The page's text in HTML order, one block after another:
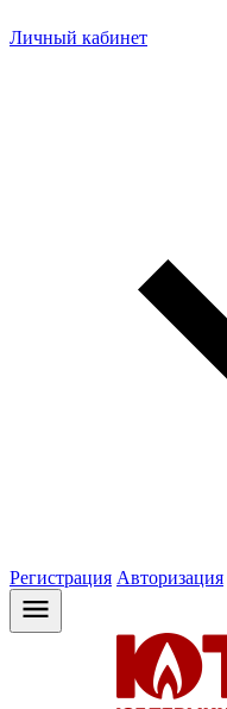
Личный кабинет
Регистрация Авторизация